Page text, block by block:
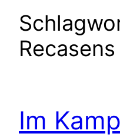
Recasens
Im